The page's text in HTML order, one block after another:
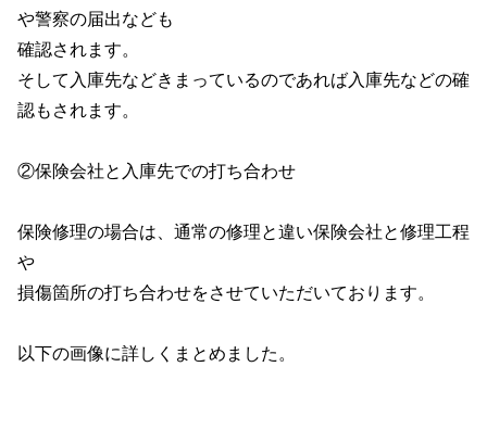
や警察の届出なども
確認されます。
そして入庫先などきまっているのであれば入庫先などの確
認もされます。
②保険会社と入庫先での打ち合わせ
保険修理の場合は、通常の修理と違い保険会社と修理工程
や
損傷箇所の打ち合わせをさせていただいております。
以下の画像に詳しくまとめました。